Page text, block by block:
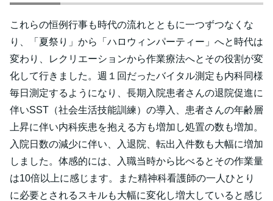
これらの恒例行事も時代の流れとともに一つずつなくな
り、「夏祭り」から「ハロウィンパーティー」へと時代は
変わり、レクリエーションから作業療法へとその役割が変
化して行きました。週１回だったバイタル測定も内科同様
毎日測定するようになり、長期入院患者さんの退院促進に
伴いSST（社会生活技能訓練）の導入、患者さんの年齢層
上昇に伴い内科疾患を抱える方も増加し処置の数も増加。
入院日数の減少に伴い、入退院、転出入件数も大幅に増加
しました。体感的には、入職当時から比べるとその作業量
は10倍以上に感じます。また精神科看護師の一人ひとり
に必要とされるスキルも大幅に変化し増大していると感じ